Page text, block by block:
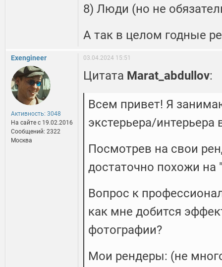
8) Люди (но не
А так в целом годные
Exengineer
Активность: 3048
На сайте c 19.02.2016
Сообщений: 2322
Москва
03.04.2024 15:51
Цитата Marat_abdullov:
Всем привет! Я
экстерьера/интерьера
Посмотрев на свои
достаточно похожи на
Вопрос к
как мне добится
фотографии?
Мои рендеры: (не